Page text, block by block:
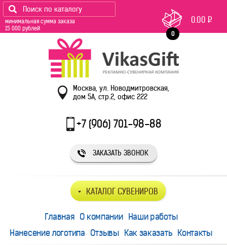
минимальная сумма заказа
15 000 рублей
0
0.00 Р
Москва, ул. Новодмитровская,
дом 5А, стр.2, офис 222
+7 (906) 701-98-88
ЗАКАЗАТЬ ЗВОНОК
КАТАЛОГ СУВЕНИРОВ
Главная О компании Наши работы
Нанесение логотипа Отзывы Как заказать Контакты